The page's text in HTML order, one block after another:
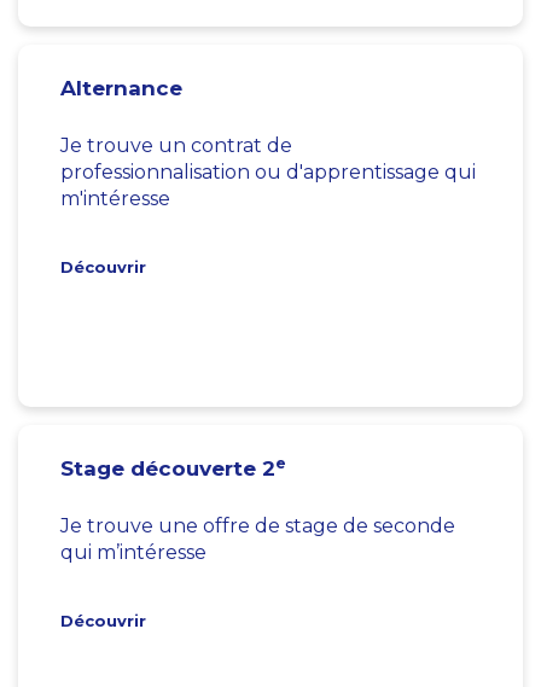
Alternance
Je trouve un contrat de
professionnalisation ou d'apprentissage qui
m'intéresse
Découvrir
Stage découverte 2e
Je trouve une offre de stage de seconde
qui m’intéresse
Découvrir